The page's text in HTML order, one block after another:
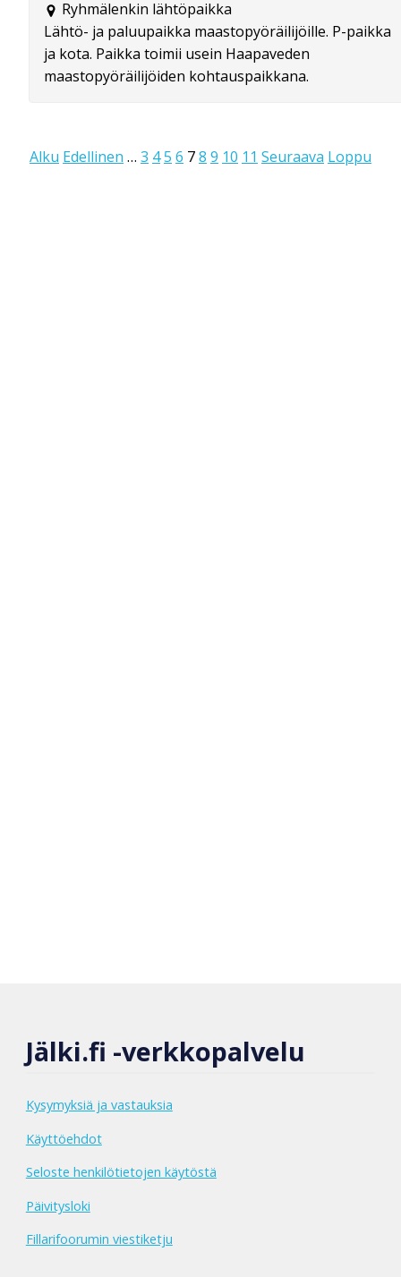
Ryhmälenkin lähtöpaikka
Lähtö- ja paluupaikka maastopyöräilijöille. P-paikka
ja kota. Paikka toimii usein Haapaveden
maastopyöräilijöiden kohtauspaikkana.
Alku Edellinen … 3 45 6 78 9 10 11 Seuraava Loppu
Jälki.fi -verkkopalvelu
Kysymyksiä ja vastauksia
Käyttöehdot
Seloste henkilötietojen käytöstä
Päivitysloki
Fillarifoorumin viestiketju